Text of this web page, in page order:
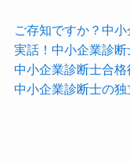
ご存知ですか？中
実話！中小企業診
中小企業診断士合格
中小企業診断士の